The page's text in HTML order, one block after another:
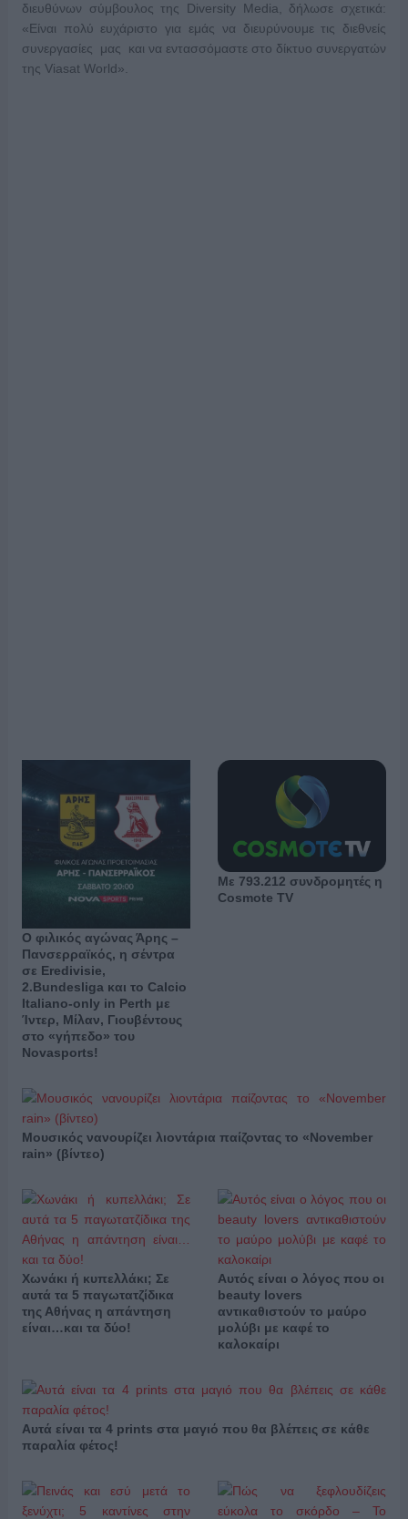
διευθύνων σύμβουλος της Diversity Media, δήλωσε σχετικά:
«Είναι πολύ ευχάριστο για εμάς να διευρύνουμε τις διεθνείς
συνεργασίες μας και να εντασσόμαστε στο δίκτυο συνεργατών
της Viasat World».
Ο φιλικός αγώνας Άρης –
Πανσερραϊκός, η σέντρα
σε Eredivisie,
2.Bundesliga και το Calcio
Italiano-only in Perth με
Ίντερ, Μίλαν, Γιουβέντους
στο «γήπεδο» του
Novasports!
Με 793.212 συνδρομητές η
Cosmote TV
Μουσικός νανουρίζει λιοντάρια παίζοντας το «November
rain» (βίντεο)
Χωνάκι ή κυπελλάκι; Σε
αυτά τα 5 παγωτατζίδικα
της Αθήνας η απάντηση
είναι…και τα δύο!
Αυτός είναι ο λόγος που οι
beauty lovers
αντικαθιστούν το μαύρο
μολύβι με καφέ το
καλοκαίρι
Αυτά είναι τα 4 prints στα μαγιό που θα βλέπεις σε κάθε
παραλία φέτος!